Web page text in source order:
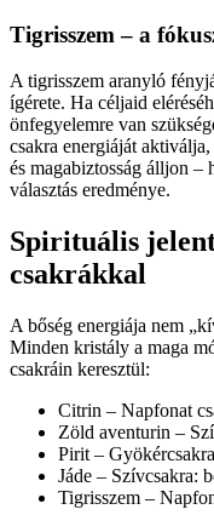
Tigrisszem – a
A tigrisszem aranyló
ígérete. Ha céljaid
önfegyelemre van
csakra energiáját
és magabiztosság álljon –
választás eredménye.
Spirituális
csakrákkal
A bőség energiája nem
Minden kristály a maga
csakráin keresztül:
Citrin – Napfonat
Zöld aventurin –
Pirit –
Jáde – Szívcsakra:
Tigrisszem –